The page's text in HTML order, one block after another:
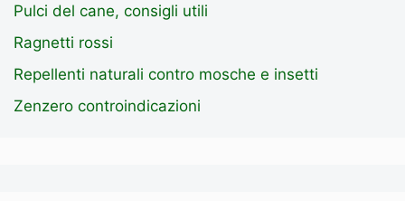
Pulci del cane, consigli utili
Ragnetti rossi
Repellenti naturali contro mosche e insetti
Zenzero controindicazioni